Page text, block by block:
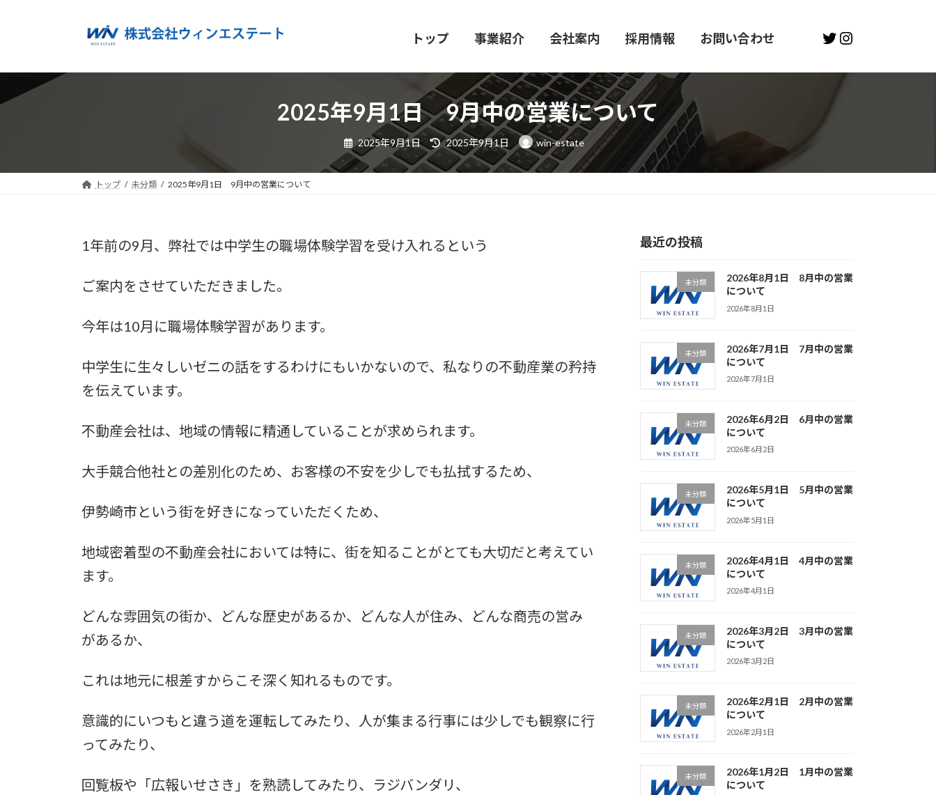
ツ
ス
シ
ン
トップ 事業紹介 会社案内 採用情報 お問い合わせ Twitter
Instagram
2025年9月1日 9月中の営業について
2025年9月1日
最
終
更
新
日
2025年9月1日 win-estate
トップ 未分類 2025年9月1日 9月中の営業について
1年前の9月、弊社では中学生の職場体験学習を受け入れるという
ご案内をさせていただきました。
今年は10月に職場体験学習があります。
中学生に生々しいゼニの話をするわけにもいかないので、私なりの不動産業の矜持
を伝えています。
不動産会社は、地域の情報に精通していることが求められます。
大手競合他社との差別化のため、お客様の不安を少しでも払拭するため、
伊勢崎市という街を好きになっていただくため、
地域密着型の不動産会社においては特に、街を知ることがとても大切だと考えてい
ます。
どんな雰囲気の街か、どんな歴史があるか、どんな人が住み、どんな商売の営み
があるか、
これは地元に根差すからこそ深く知れるものです。
意識的にいつもと違う道を運転してみたり、人が集まる行事には少しでも観察に行
ってみたり、
回覧板や「広報いせさき」を熟読してみたり、ラジバンダリ、
最近の投稿
未分類
2026年8月1日 8月中の営業
について
2026年8月1日
未分類
2026年7月1日 7月中の営業
について
2026年7月1日
未分類
2026年6月2日 6月中の営業
について
2026年6月2日
未分類
2026年5月1日 5月中の営業
について
2026年5月1日
未分類
2026年4月1日 4月中の営業
について
2026年4月1日
未分類
2026年3月2日 3月中の営業
について
2026年3月2日
未分類
2026年2月1日 2月中の営業
について
2026年2月1日
未分類
2026年1月2日 1月中の営業
について